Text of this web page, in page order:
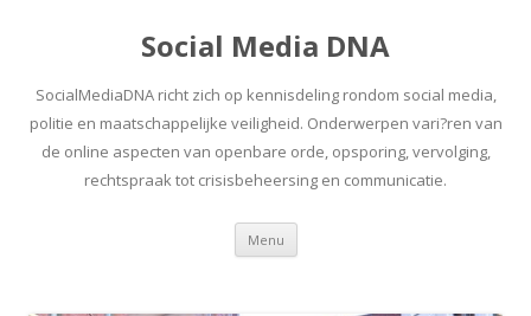
Social Media DNA
SocialMediaDNA richt zich op kennisdeling rondom social media,
politie en maatschappelijke veiligheid. Onderwerpen vari?ren van
de online aspecten van openbare orde, opsporing, vervolging,
rechtspraak tot crisisbeheersing en communicatie.
Menu Spring
inhoud